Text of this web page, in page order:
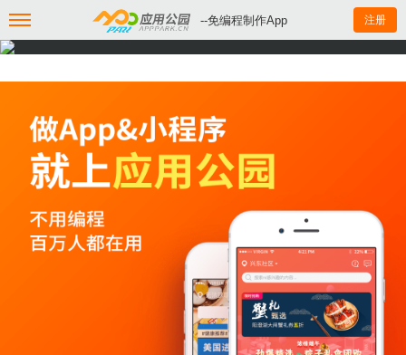
--免编程制作App 注册